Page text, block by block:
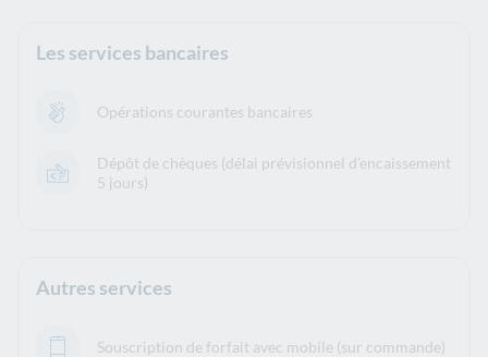
Les services bancaires
Opérations courantes bancaires
Dépôt de chèques (délai prévisionnel d’encaissement
5 jours)
Autres services
Souscription de forfait avec mobile (sur commande)